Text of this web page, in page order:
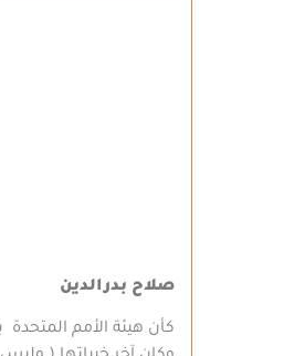
صلاح بدرالدين
كأن هيئة الأمم المتحدة